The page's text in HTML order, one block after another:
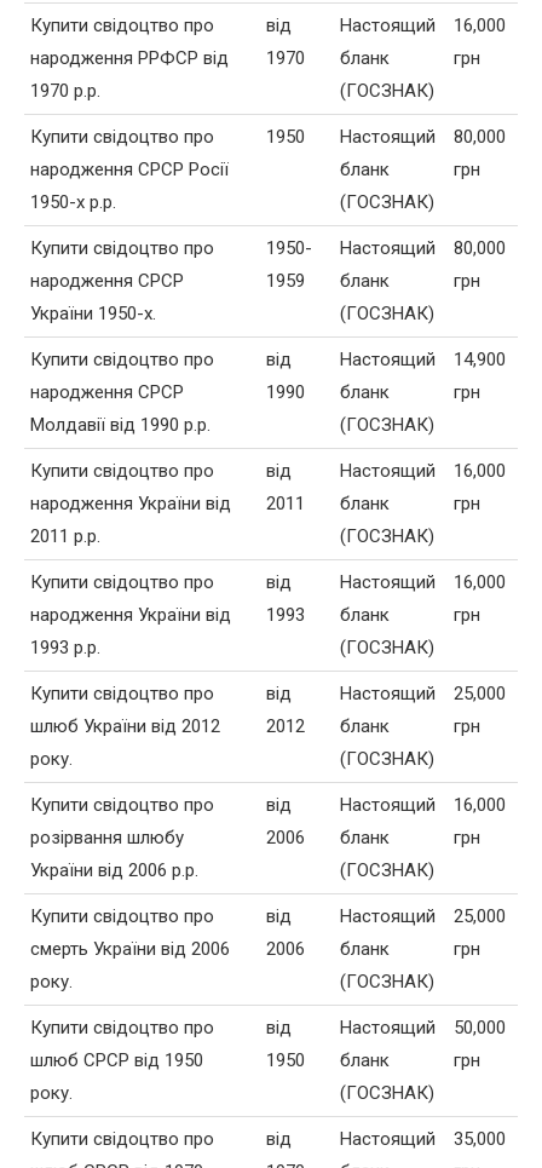
Купити свідоцтво про
народження РРФСР від
1970 р.р.
від
1970
Настоящий
бланк
(ГОСЗНАК)
16,000
грн
Купити свідоцтво про
народження СРСР Росії
1950-х р.р.
1950
Настоящий
бланк
(ГОСЗНАК)
80,000
грн
Купити свідоцтво про
народження СРСР
України 1950-х.
1950-
1959
Настоящий
бланк
(ГОСЗНАК)
80,000
грн
Купити свідоцтво про
народження СРСР
Молдавії від 1990 р.р.
від
1990
Настоящий
бланк
(ГОСЗНАК)
14,900
грн
Купити свідоцтво про
народження України від
2011 р.р.
від
2011
Настоящий
бланк
(ГОСЗНАК)
16,000
грн
Купити свідоцтво про
народження України від
1993 р.р.
від
1993
Настоящий
бланк
(ГОСЗНАК)
16,000
грн
Купити свідоцтво про
шлюб України від 2012
року.
від
2012
Настоящий
бланк
(ГОСЗНАК)
25,000
грн
Купити свідоцтво про
розірвання шлюбу
України від 2006 р.р.
від
2006
Настоящий
бланк
(ГОСЗНАК)
16,000
грн
Купити свідоцтво про
смерть України від 2006
року.
від
2006
Настоящий
бланк
(ГОСЗНАК)
25,000
грн
Купити свідоцтво про
шлюб СРСР від 1950
року.
від
1950
Настоящий
бланк
(ГОСЗНАК)
50,000
грн
Купити свідоцтво про
від
Настоящий
35,000